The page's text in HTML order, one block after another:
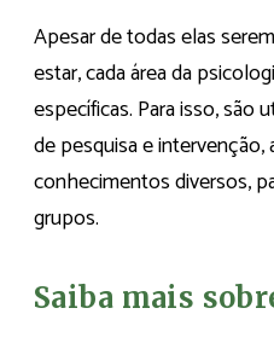
Apesar de todas elas
estar, cada área da
específicas. Para isso, são
de pesquisa e
conhecimentos diversos,
grupos.
Saiba mais